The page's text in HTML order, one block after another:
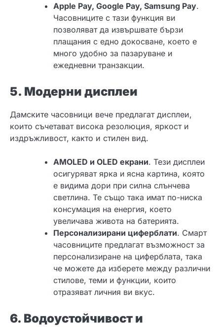
Apple Pay, Google Pay, Samsung Pay.
Часовниците с тази функция ви
позволяват да извършвате бързи
плащания с едно докосване, което е
много удобно за пазаруване и
ежедневни транзакции.
5. Модерни дисплеи
Дамските часовници вече предлагат дисплеи,
които съчетават висока резолюция, яркост и
издръжливост, както и стилен вид.
AMOLED и OLED екрани. Тези дисплеи
осигуряват ярка и ясна картина, която
е видима дори при силна слънчева
светлина. Те също така имат по-ниска
консумация на енергия, което
увеличава живота на батерията.
Персонализирани циферблати. Смарт
часовниците предлагат възможност за
персонализиране на циферблата, така
че можете да изберете между различни
стилове, теми и функции, които
отразяват личния ви вкус.
6. Водоустойчивост и